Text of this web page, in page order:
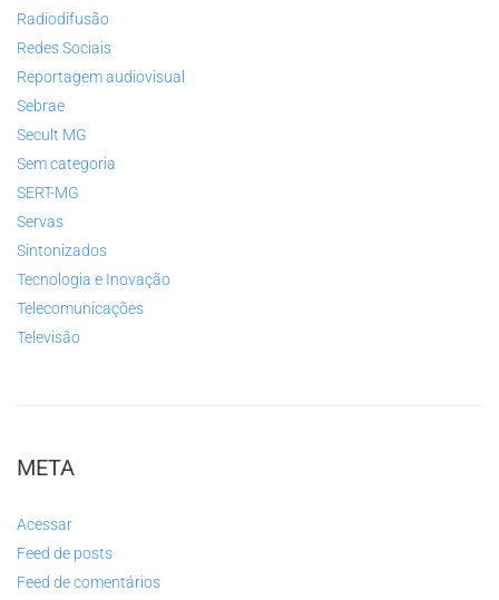
Radiodifusão
Redes Sociais
Reportagem audiovisual
Sebrae
Secult MG
Sem categoria
SERT-MG
Servas
Sintonizados
Tecnologia e Inovação
Telecomunicações
Televisão
META
Acessar
Feed de posts
Feed de comentários